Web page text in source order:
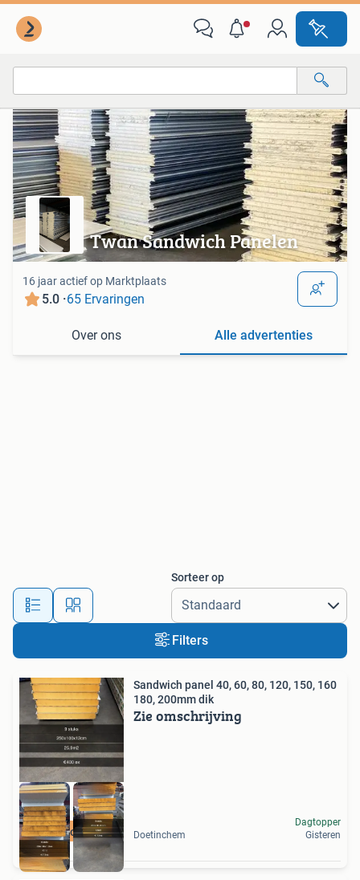
Alle categorieën…
Alle afstanden…
Van deze adverteerder
Twan Sandwich Panelen
16 jaar actief op Marktplaats
5.0 ·65 Ervaringen
Over ons Alle advertenties
Sorteer op
Filters
10%korting
Sandwich panel 40, 60, 80, 120, 150, 160
180, 200mm dik
Zie omschrijving
Doetinchem
Dagtopper
Gisteren